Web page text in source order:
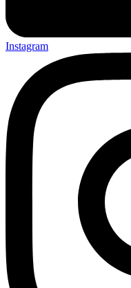
Instagram